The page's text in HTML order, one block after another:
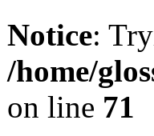
Notice:
/home/
on line 71